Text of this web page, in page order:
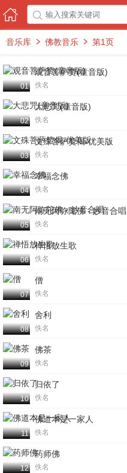
 
音乐库  佛教音乐  第1页
01
观音菩萨赞(童音版)
佚名
02
大悲咒(童音版)
佚名
03
文殊菩萨赞偈-优美版
佚名
04
幸福念佛
佚名
05
南无阿弥陀佛 - 妙音合唱
佚名
06
禅悟放生歌
佚名
07
僧
佚名
08
舍利
佚名
09
佛茶
佚名
10
归依了
佚名
11
佛道本是一家人
佚名
12
药师佛
佚名